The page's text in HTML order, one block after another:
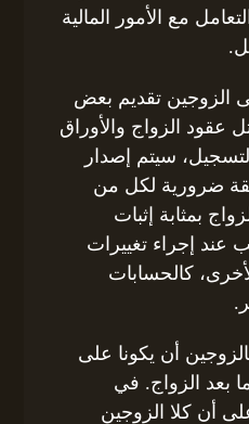
مع الأمور المالية
الزوجين تقديم بعض
عقود الزواج والأوراق
سيتم إصدار
ضرورية لكل من
بمثابة إثبات
عند إجراء تغييرات
كالحسابات
أن يكونا على
بعد الزواج. في
أن كلا الزوجين